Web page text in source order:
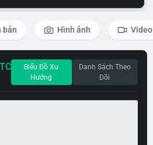
bản Hình ảnh Video
Biểu Đồ Xu
Hướng
Danh Sách Theo
Dõi